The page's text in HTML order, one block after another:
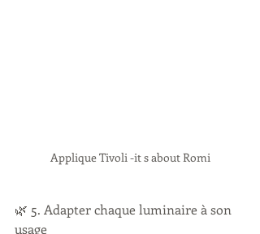
Applique Tivoli -it s about Romi
🌿 5. Adapter chaque luminaire à son
usage